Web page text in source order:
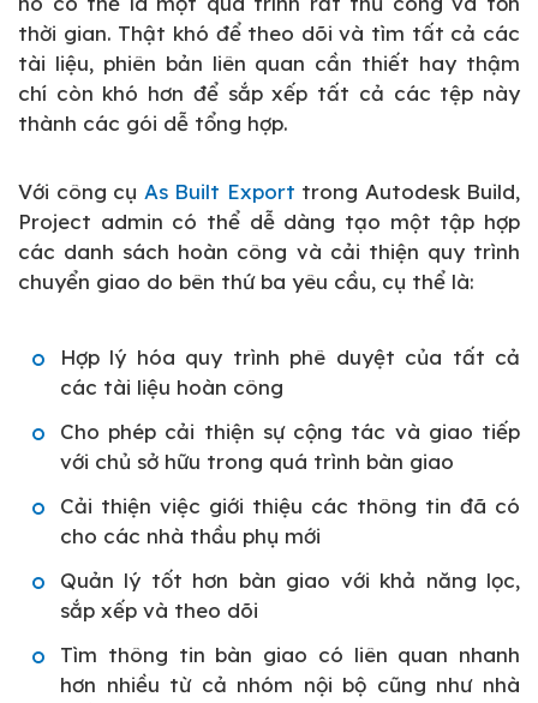
thời gian. Thật khó để theo dõi và tìm tất cả các
tài liệu, phiên bản liên quan cần thiết hay thậm
chí còn khó hơn để sắp xếp tất cả các tệp này
thành các gói dễ tổng hợp.
Với công cụ As Built Export trong Autodesk Build,
Project admin có thể dễ dàng tạo một tập hợp
các danh sách hoàn công và cải thiện quy trình
chuyển giao do bên thứ ba yêu cầu, cụ thể là:
Hợp lý hóa quy trình phê duyệt của tất cả
các tài liệu hoàn công
Cho phép cải thiện sự cộng tác và giao tiếp
với chủ sở hữu trong quá trình bàn giao
Cải thiện việc giới thiệu các thông tin đã có
cho các nhà thầu phụ mới
Quản lý tốt hơn bàn giao với khả năng lọc,
sắp xếp và theo dõi
Tìm thông tin bàn giao có liên quan nhanh
hơn nhiều từ cả nhóm nội bộ cũng như nhà